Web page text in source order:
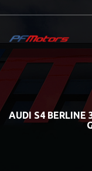
AUDI S4 BERLINE